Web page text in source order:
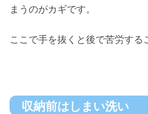
まうのがカギです。
ここで手を抜くと後で苦労する
収納前はしまい洗い